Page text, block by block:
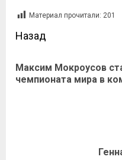
Материал прочитали: 201
Назад
Максим Мокроусов
чемпионата мира в